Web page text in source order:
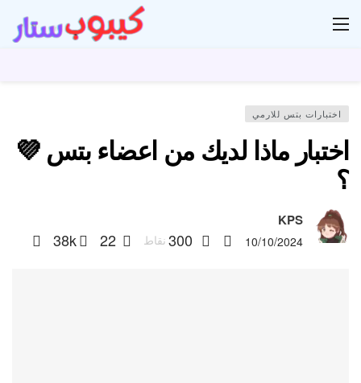
اختبارات بتس للارمي
اختبار ماذا لديك من اعضاء بتس 💜
؟
KPS
10/10/2024
300 نقاط 22
38k